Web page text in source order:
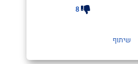
8
שיתוף